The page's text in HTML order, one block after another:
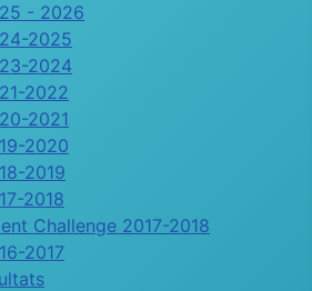
- 2026
2025
2024
2022
2021
2020
2019
2018
Challenge 2017-2018
2017